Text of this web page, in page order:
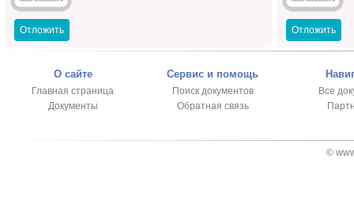
Отложить Отложить
О сайте
Главная страница
Документы
Сервис и помощь
Поиск документов
Обратная связь
Все
©